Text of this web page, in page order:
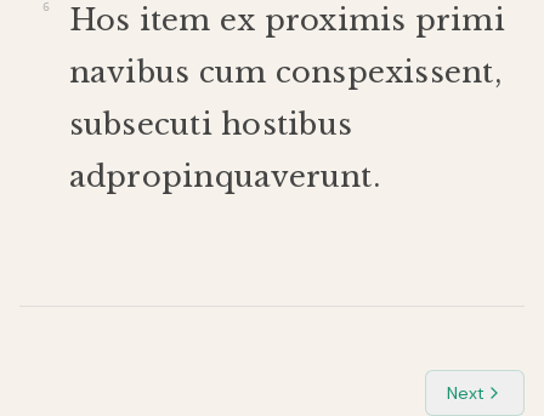
Hos item ex proximis primi
navibus cum conspexissent,
subsecuti hostibus
adpropinquaverunt.
Next